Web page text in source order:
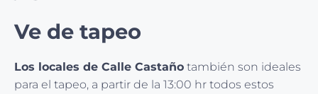
Ve de tapeo
Los locales de Calle Castaño también son ideales
para el tapeo, a partir de la 13:00 hr todos estos